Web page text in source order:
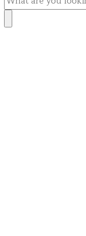
Something?